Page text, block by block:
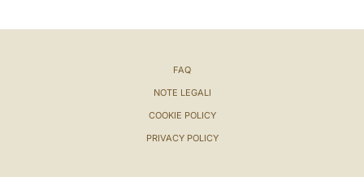
FAQ
NOTE LEGALI
COOKIE POLICY
PRIVACY POLICY